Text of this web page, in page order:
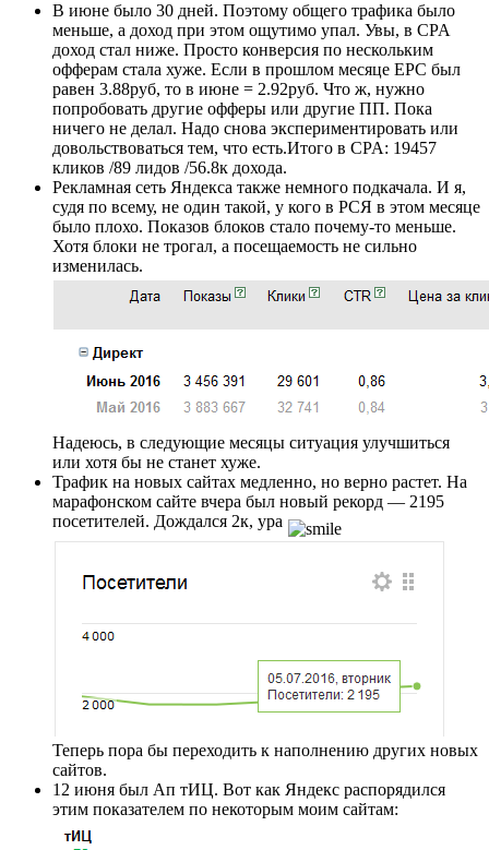
В июне было 30 дней. Поэтому общего трафика было
меньше, а доход при этом ощутимо упал. Увы, в CPA
доход стал ниже. Просто конверсия по нескольким
офферам стала хуже. Если в прошлом месяце EPC был
равен 3.88руб, то в июне = 2.92руб. Что ж, нужно
попробовать другие офферы или другие ПП. Пока
ничего не делал. Надо снова экспериментировать или
довольствоваться тем, что есть.Итого в CPA: 19457
кликов /89 лидов /56.8к дохода.
Рекламная сеть Яндекса также немного подкачала. И я,
судя по всему, не один такой, у кого в РСЯ в этом месяце
было плохо. Показов блоков стало почему-то меньше.
Хотя блоки не трогал, а посещаемость не сильно
изменилась.
Надеюсь, в следующие месяцы ситуация улучшиться
или хотя бы не станет хуже.
Трафик на новых сайтах медленно, но верно растет. На
марафонском сайте вчера был новый рекорд — 2195
посетителей. Дождался 2к, ура
Теперь пора бы переходить к наполнению других новых
сайтов.
12 июня был Ап тИЦ. Вот как Яндекс распорядился
этим показателем по некоторым моим сайтам: